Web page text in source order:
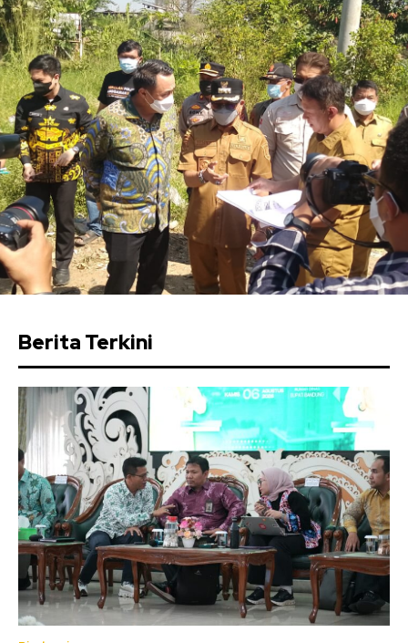
Berita Terkini